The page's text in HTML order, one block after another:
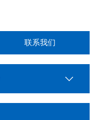
联系我们